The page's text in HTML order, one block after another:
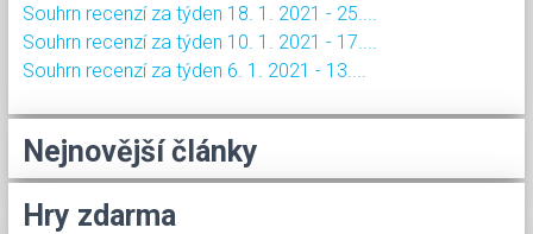
Souhrn recenzí za týden 18. 1. 2021 - 25....
Souhrn recenzí za týden 10. 1. 2021 - 17....
Souhrn recenzí za týden 6. 1. 2021 - 13....
Nejnovější články
Hry zdarma